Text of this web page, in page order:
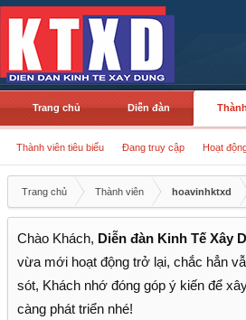
Trang chủ Diễn đàn
Thành viên tiêu biểu Đang truy cập Hoạt
Trang chủ Thành viên hoavinhktxd
Chào Khách, Diễn đàn Kinh Tế Xây
vừa mới hoạt động trở lại, chắc hẳn
sót, Khách nhớ đóng góp ý kiến để
càng phát triển nhé!